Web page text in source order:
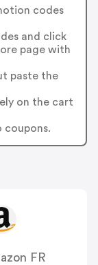
codes
and click
page with
paste the
on the cart
coupons.
FR